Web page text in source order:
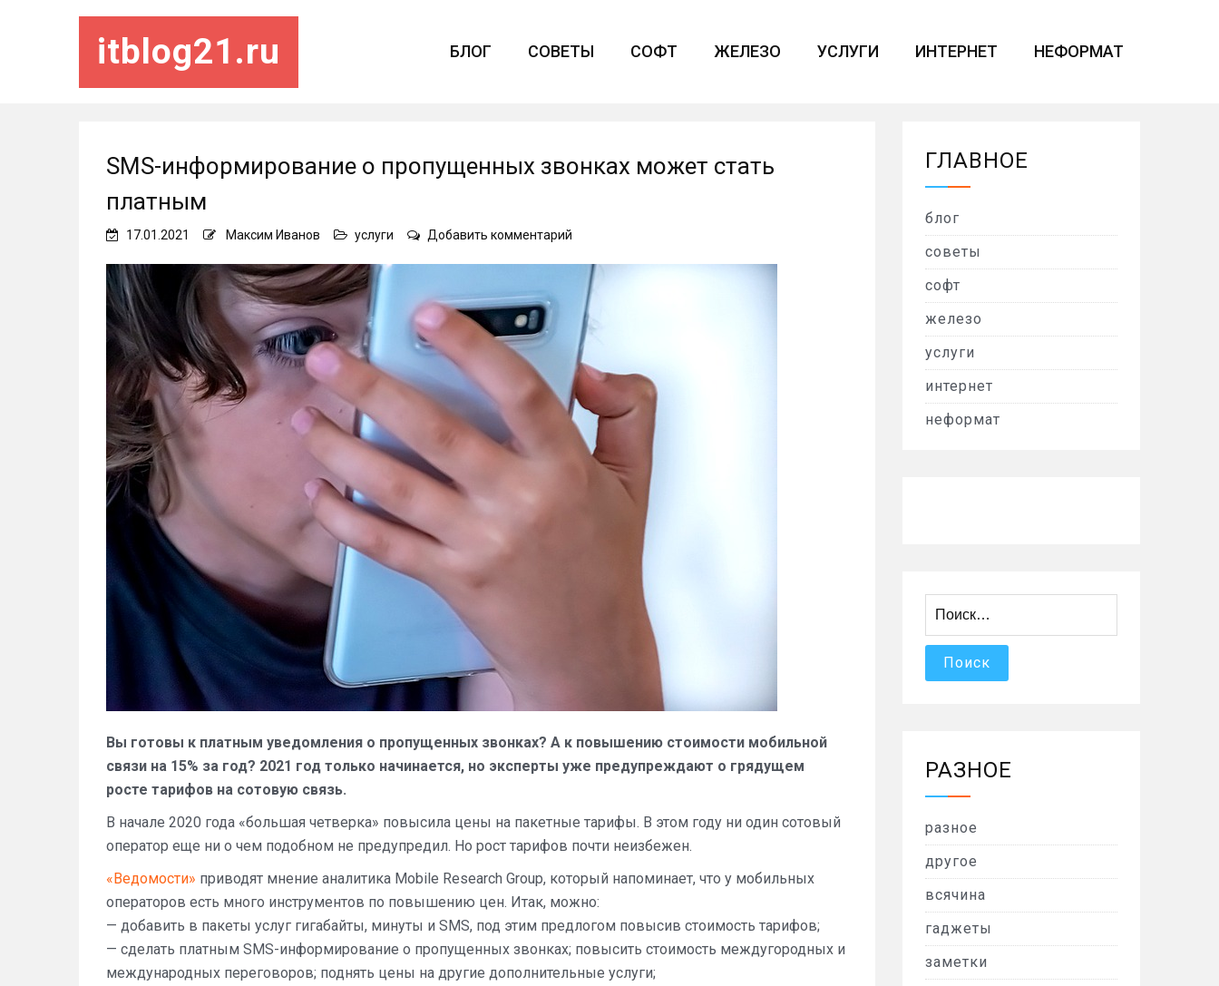
itblog21.ru БЛОГ СОВЕТЫ СОФТ ЖЕЛЕЗО УСЛУГИ ИНТЕРНЕТ НЕФОРМАТ
SMS-информирование о пропущенных звонках может стать
платным
17.01.2021 Максим Иванов услуги Добавить комментарий
информирование
пропущенных
звонках
может
стать
платным
Вы готовы к платным уведомления о пропущенных звонках? А к повышению стоимости мобильной
связи на 15% за год? 2021 год только начинается, но эксперты уже предупреждают о грядущем
росте тарифов на сотовую связь.
В начале 2020 года «большая четверка» повысила цены на пакетные тарифы. В этом году ни один сотовый
оператор еще ни о чем подобном не предупредил. Но рост тарифов почти неизбежен.
«Ведомости» приводят мнение аналитика Mobile Research Group, который напоминает, что у мобильных
операторов есть много инструментов по повышению цен. Итак, можно:
— добавить в пакеты услуг гигабайты, минуты и SMS, под этим предлогом повысив стоимость тарифов;
— сделать платным SMS-информирование о пропущенных звонках; повысить стоимость междугородных и
международных переговоров; поднять цены на другие дополнительные услуги;
ГЛАВНОЕ
блог
советы
софт
железо
услуги
интернет
неформат
РАЗНОЕ
разное
другое
всячина
гаджеты
заметки